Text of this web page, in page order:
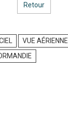
Retour
VUE AÉRIENNE